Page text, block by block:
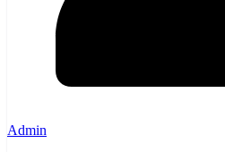
Admin